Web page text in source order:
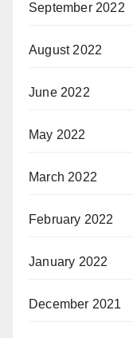
September 2022
August 2022
June 2022
May 2022
March 2022
February 2022
January 2022
December 2021